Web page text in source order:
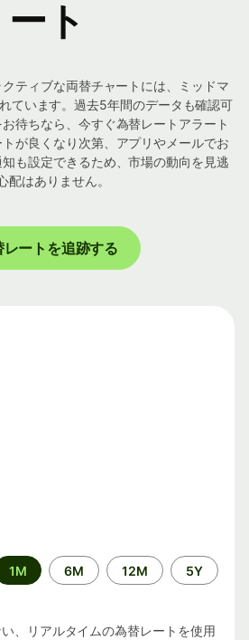
ート
ティブな両替チャートには、ミッドマ
ています。過去5年間のデータも確認可
待ちなら、今すぐ為替レートアラート
が良くなり次第、アプリやメールでお
も設定できるため、市場の動向を見逃
配はありません。
レートを追跡する
1M 6M 12M 5Y
、リアルタイムの為替レートを使用